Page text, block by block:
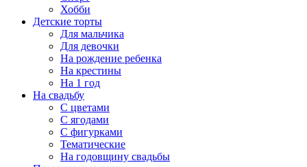
Хобби
Детские торты
Для мальчика
Для девочки
На рождение ребенка
На крестины
На 1 год
На свадьбу
С цветами
С ягодами
С фигурками
Тематические
На годовщину свадьбы